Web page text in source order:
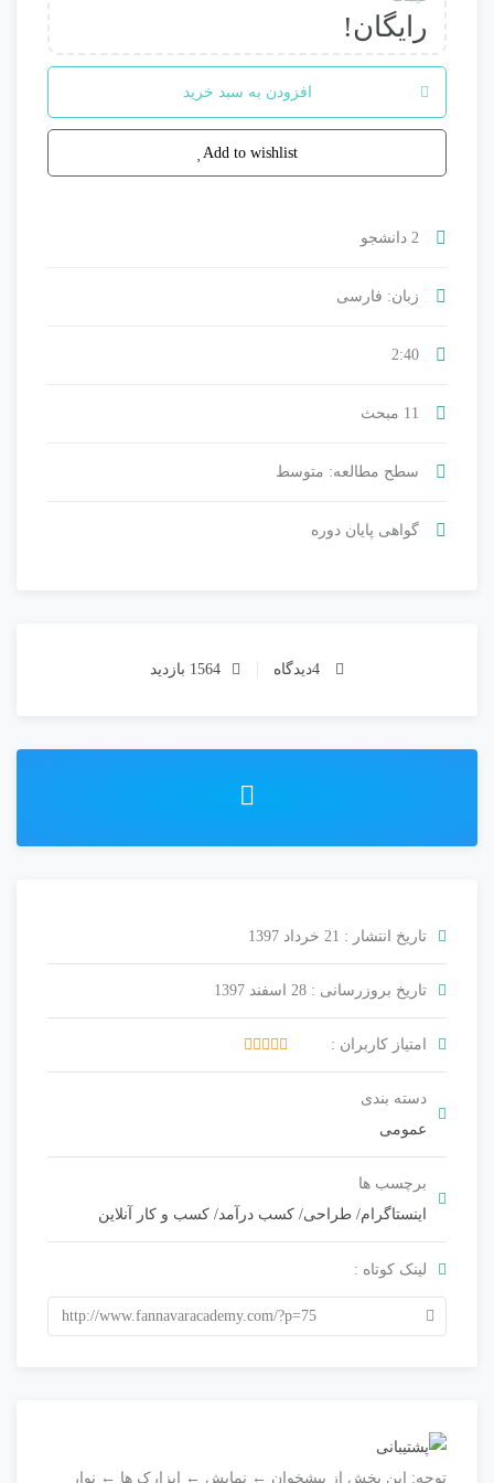
رایگان!
افزودن به سبد خرید
Add to wishlist
2 دانشجو
زبان: فارسی
2:40
11 مبحث
سطح مطالعه: متوسط
گواهی پایان دوره
4دیدگاه 1564 بازدید
تاریخ انتشار : 21 خرداد 1397
تاریخ بروزرسانی : 28 اسفند 1397
امتیاز کاربران :
دسته بندی
عمومی
برچسب ها
اینستاگرام/ طراحی/ کسب درآمد/ کسب و کار آنلاین
لینک کوتاه :
http://www.fannavaracademy.com/?p=75
توجه: این بخش از پیشخوان ← نمایش ← ابزارک ها ← نوار